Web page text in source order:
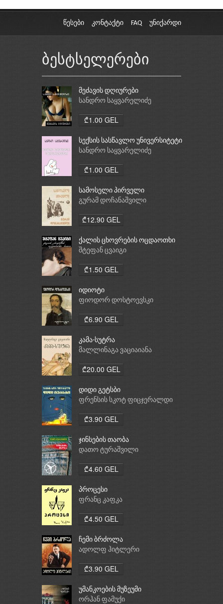
წესები კონტაქტი FAQ უნიქარდი
ბესტსელერები
მეძავის დღიურები
სანდრო საყვარელიძე
₾1.00 GEL
სექსის სასწავლო უნივერსიტეტი
სანდრო საყვარელიძე
₾1.00 GEL
სამოსელი პირველი
გურამ დოჩანაშვილი
₾12.90 GEL
ქალის ცხოვრების ოცდაოთხი
საათი
შტეფან ცვაიგი
₾1.50 GEL
იდიოტი
ფიოდორ დოსტოევსკი
₾6.90 GEL
კამა-სუტრა
მალლინაგა ვაციაიანა
₾20.00 GEL
დიდი გეტსბი
ფრენსის სკოტ ფიცჯერალდი
₾3.90 GEL
ჯინსების თაობა
დათო ტურაშვილი
₾4.60 GEL
პროცესი
ფრანც კაფკა
₾4.50 GEL
ჩემი ბრძოლა
ადოლფ ჰიტლერი
₾3.90 GEL
უმანკოების მუზეუმი
ორჰან ფამუქი